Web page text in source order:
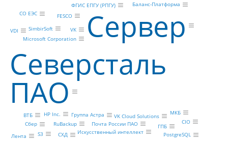
Северсталь
ПАО
Сервер
Microsoft Corporation
HP Inc. Группа Астра VK Cloud Solutions
VK
SimbirSoft
Сбер RuBackup Почта России ПАО
ВТБ
ГПБ
МКБ
FESCO
СО ЕЭС
Лента S3 СХД Искусственный интеллект
VDI
PostgreSQL
Баланс-Платформа
ФГИС ЕПГУ (РПГУ)
CIO